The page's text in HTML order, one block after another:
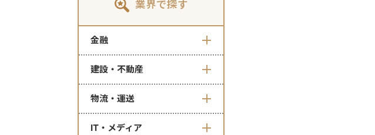
業界で探す
金融
建設・不動産
物流・運送
IT・メディア